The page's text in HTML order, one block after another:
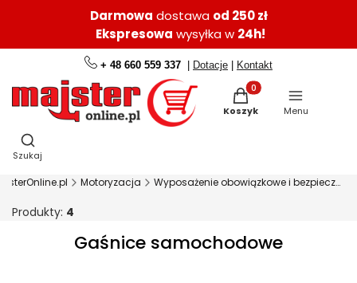
Darmowa dostawa od 250 zł
Ekspresowa wysyłka w 24h!
+ 48 660 559 337 | Dotacje | Kontakt
Produkty w koszyku:
Koszyk Menu
Otwórz wyszukiwarkę
Szukaj
Motoryzacja Wyposażenie obowiązkowe i bezpieczeństwo
Produkty: 4
Gaśnice samochodowe